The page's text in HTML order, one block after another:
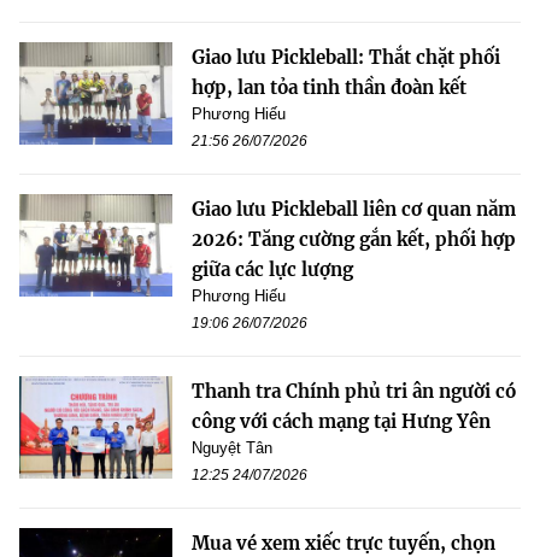
Giao lưu Pickleball: Thắt chặt phối
hợp, lan tỏa tinh thần đoàn kết
Phương Hiếu
21:56 26/07/2026
Giao lưu Pickleball liên cơ quan năm
2026: Tăng cường gắn kết, phối hợp
giữa các lực lượng
Phương Hiếu
19:06 26/07/2026
Thanh tra Chính phủ tri ân người có
công với cách mạng tại Hưng Yên
Nguyệt Tân
12:25 24/07/2026
Mua vé xem xiếc trực tuyến, chọn